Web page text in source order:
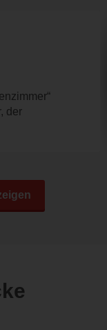
der